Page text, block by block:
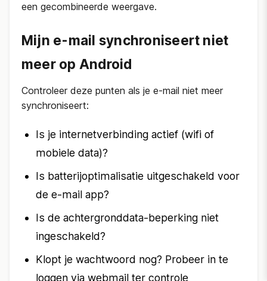
een gecombineerde weergave.
Mijn e-mail synchroniseert niet
meer op Android
Controleer deze punten als je e-mail niet meer
synchroniseert:
Is je internetverbinding actief (wifi of
mobiele data)?
Is batterijoptimalisatie uitgeschakeld voor
de e-mail app?
Is de achtergronddata-beperking niet
ingeschakeld?
Klopt je wachtwoord nog? Probeer in te
loggen via webmail ter controle